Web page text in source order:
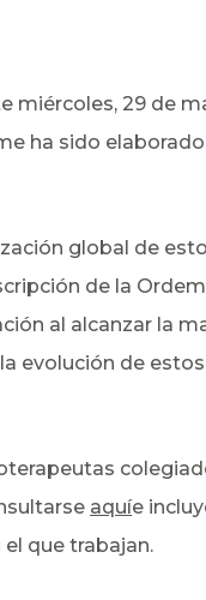
miércoles, 29 de
ha sido
global de
de la
al alcanzar la
evolución de
aquíe
que trabajan.